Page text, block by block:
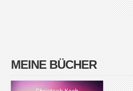
MEINE BÜCHER